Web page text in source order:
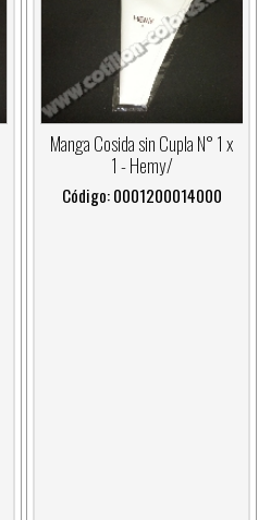
Manga Cosida sin Cupla N° 1 x
1 - Hemy/
Código: 0001200014000